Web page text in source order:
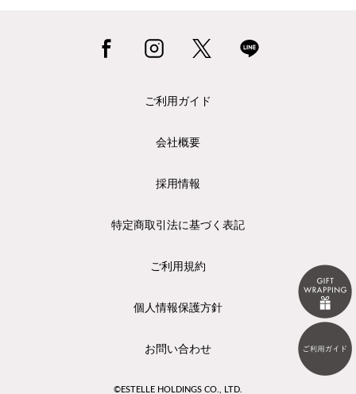
ご利用ガイド
会社概要
採用情報
特定商取引法に基づく表記
ご利用規約
個人情報保護方針
お問い合わせ
©ESTELLE HOLDINGS CO., LTD.